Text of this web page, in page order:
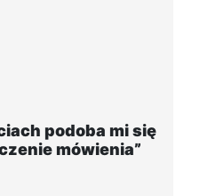
szkoła
lokalizacji”